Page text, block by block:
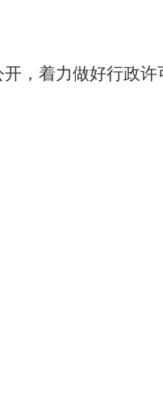
，着力做好行政许